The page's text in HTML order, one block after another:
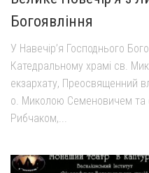
Богоявління
У Навечір’я Господнього
Катедральному храмі св.
екзархату, Преосвященний
о. Миколою Семеновичем та
Рибчаком,...